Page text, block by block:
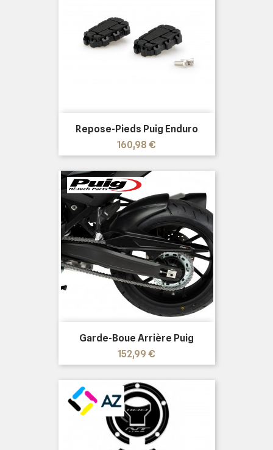
Repose-Pieds Puig Enduro
Prix
160,98 €
Garde-Boue Arrière Puig
Prix
152,99 €